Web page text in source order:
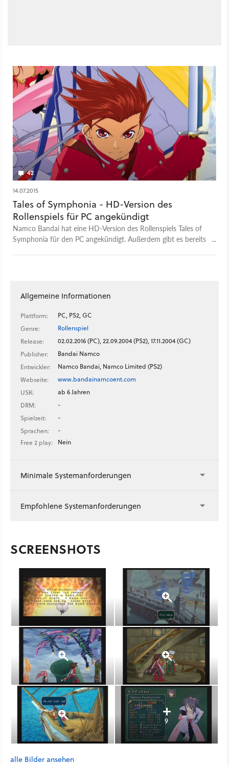
42
14.07.2015
Tales of Symphonia - HD-Version des
Rollenspiels für PC angekündigt
Namco Bandai hat eine HD-Version des Rollenspiels Tales of
Symphonia für den PC angekündigt. Außerdem gibt es bereits
Allgemeine Informationen
Plattform:
PC, PS2, GC
Genre:
Rollenspiel
Release:
02.02.2016 (PC), 22.09.2004 (PS2), 17.11.2004 (GC)
Publisher:
Bandai Namco
Entwickler:
Namco Bandai, Namco Limited (PS2)
Webseite:
www.bandainamcoent.com
USK:
ab 6 Jahren
DRM:
-
Spielzeit:
-
Sprachen:
-
Free 2 play:
Nein
Minimale Systemanforderungen
Empfohlene Systemanforderungen
SCREENSHOTS
9
alle Bilder ansehen